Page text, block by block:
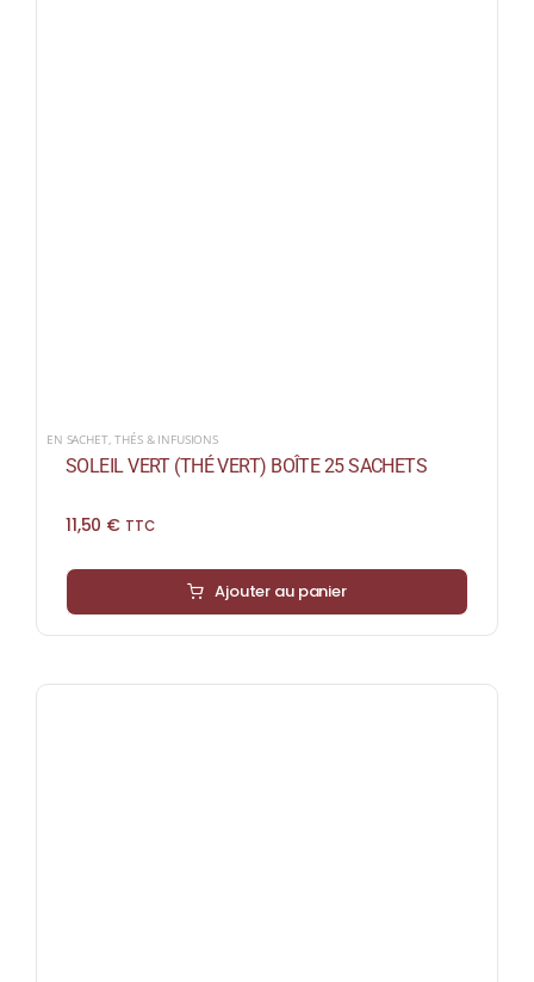
EN SACHET,THÉS & INFUSIONS
SOLEIL VERT (THÉ VERT) BOÎTE 25 SACHETS
11,50 € TTC
Ajouter au panier